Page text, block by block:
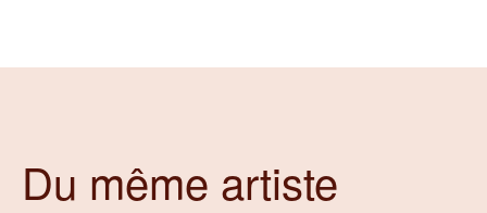
Du même artiste